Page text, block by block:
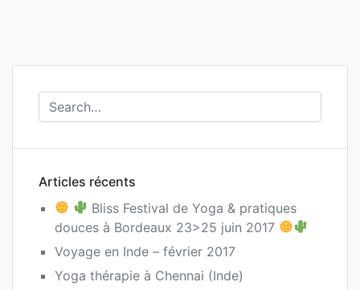
Articles récents
Bliss Festival de Yoga & pratiques
douces à Bordeaux 23>25 juin 2017
Voyage en Inde – février 2017
Yoga thérapie à Chennai (Inde)